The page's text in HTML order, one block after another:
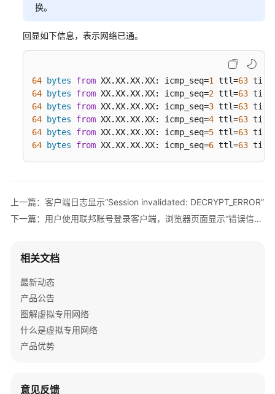
entries
客
户
端
日
志
显
encoding
routines:wrong
志
显
换。
回显如下信息，表示网络已通。
64 bytes from XX.XX.XX.XX: icmp_seq=1 ttl=63
64
bytes from XX.XX.XX.XX: icmp_seq=2 ttl=63
64
bytes from XX.XX.XX.XX: icmp_seq=3 ttl=63
64
bytes from XX.XX.XX.XX: icmp_seq=4 ttl=63
64
bytes from XX.XX.XX.XX: icmp_seq=5 ttl=63
64
bytes from XX.XX.XX.XX: icmp_seq=6 ttl=63
上一篇：客户端日志显示“Session invalidated: DECRYPT_ERROR”
下一篇：用户使用联邦账号登录客户端，浏览器页面显示“错误信息：用户缺少vpn:system:loginP2cVpnBySSO权限，请联系管理员添加。”
相关文档
最新动态
产品公告
图解虚拟专用网络
什么是虚拟专用网络
产品优势
意见反馈